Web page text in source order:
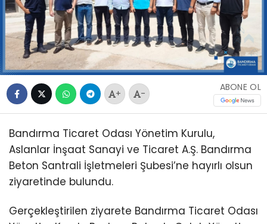
+ -
ABONE OL
Bandırma Ticaret Odası Yönetim Kurulu,
Aslanlar İnşaat Sanayi ve Ticaret A.Ş. Bandırma
Beton Santrali İşletmeleri Şubesi’ne hayırlı olsun
ziyaretinde bulundu.
Gerçekleştirilen ziyarete Bandırma Ticaret Odası